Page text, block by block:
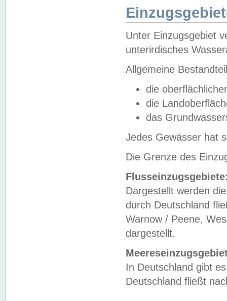
Unter Einzugsgebiet
unterirdisches
Allgemeine
die
die
das
Jedes Gewässer hat
Die Grenze des
Dargestellt werden
durch Deutschland
Warnow / Peene,
dargestellt.
In Deutschland gibt
Deutschland fließt